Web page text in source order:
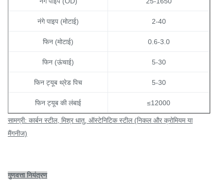
नंगे पाइप (मोटाई) 2-40
फिन (मोटाई) 0.6-3.0
फिन (ऊंचाई) 5-30
फिन ट्यूब थ्रेड पिच 5-30
फिन ट्यूब की लंबाई ≤12000
सामग्री: कार्बन स्टील, मिश्र धातु, ऑस्टेनिटिक स्टील (निकल और क्रोमियम या
मैंगनीज)
गुणवत्ता नियंत्रण